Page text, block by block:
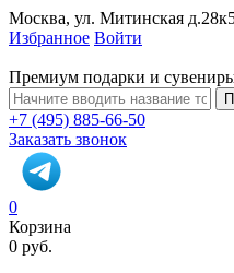
Москва, ул. Митинская
Избранное Войти
Премиум подарки и
+7 (495) 885-66-50
Заказать звонок
0
Корзина
0 руб.